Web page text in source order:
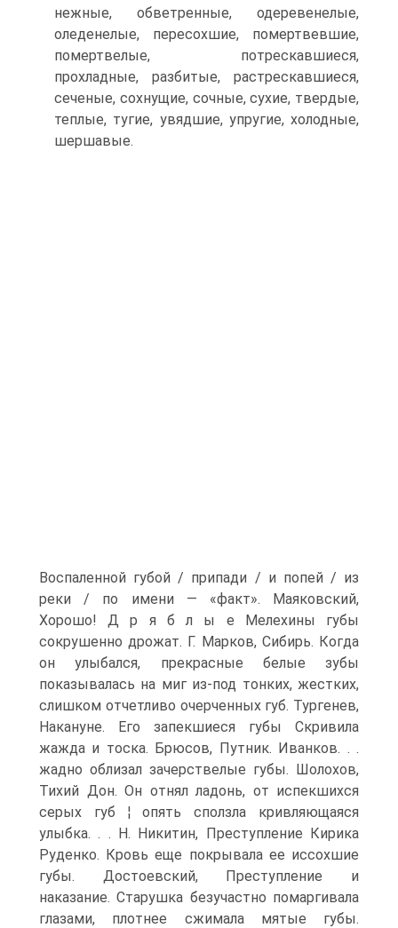
нежные, обветренные, одеревенелые,
оледенелые, пересохшие, помертвевшие,
помертвелые, потрескавшиеся,
прохладные, разбитые, растрескавшиеся,
сеченые, сохнущие, сочные, сухие, твердые,
теплые, тугие, увядшие, упругие, холодные,
шершавые.
Воспаленной губой / припади / и попей / из
реки / по имени — «факт». Маяковский,
Хорошо! Д р я б л ы е Мелехины губы
сокрушенно дрожат. Г. Марков, Сибирь. Когда
он улыбался, прекрасные белые зубы
показывалась на миг из-под тонких, жестких,
слишком отчетливо очерченных губ. Тургенев,
Накануне. Его запекшиеся губы Скривила
жажда и тоска. Брюсов, Путник. Иванков. . .
жадно облизал зачерствелые губы. Шолохов,
Тихий Дон. Он отнял ладонь, от испекшихся
серых губ ¦ опять сползла кривляющаяся
улыбка. . . Н. Никитин, Преступление Кирика
Руденко. Кровь еще покрывала ее иссохшие
губы. Достоевский, Преступление и
наказание. Старушка безучастно помаргивала
глазами, плотнее сжимала мятые губы.